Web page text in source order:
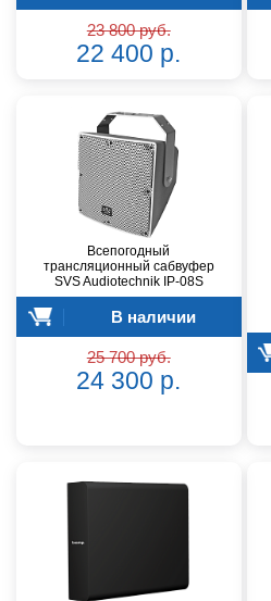
23 800 руб.
22 400 р.
Всепогодный
трансляционный сабвуфер
SVS Audiotechnik IP-08S
В наличии
25 700 руб.
24 300 р.